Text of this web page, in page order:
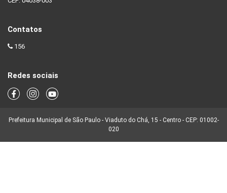
Contatos
156
Redes sociais
Prefeitura Municipal de São Paulo - Viaduto do Chá, 15 - Centro - CEP: 01002-
020